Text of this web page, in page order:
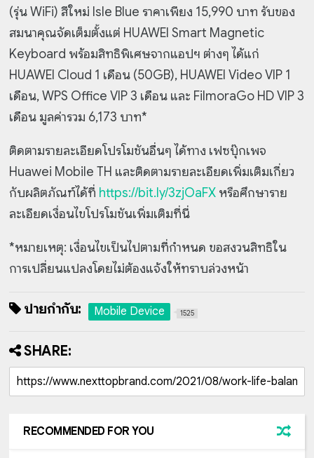
(รุ่น WiFi) สีใหม่ Isle Blue ราคาเพียง 15,990 บาท รับของ
สมนาคุณจัดเต็มตั้งแต่ HUAWEI Smart Magnetic
Keyboard พร้อมสิทธิพิเศษจากแอปฯ ต่างๆ ได้แก่
HUAWEI Cloud 1 เดือน (50GB), HUAWEI Video VIP 1
เดือน, WPS Office VIP 3 เดือน และ FilmoraGo HD VIP 3
เดือน มูลค่ารวม 6,173 บาท*
ติดตามรายละเอียดโปรโมชันอื่นๆ ได้ทาง เฟซบุ๊กเพจ
Huawei Mobile TH และติดตามรายละเอียดเพิ่มเติมเกี่ยว
กับผลิตภัณฑ์ได้ที่ https://bit.ly/3zjOaFX หรือศึกษาราย
ละเอียดเงื่อนไขโปรโมชันเพิ่มเติมที่นี่
*หมายเหตุ: เงื่อนไขเป็นไปตามที่กำหนด ขอสงวนสิทธิใน
การเปลี่ยนแปลงโดยไม่ต้องแจ้งให้ทราบล่วงหน้า
ป้ายกำกับ: Mobile Device 1525
SHARE:
RECOMMENDED FOR YOU